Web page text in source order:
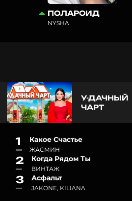
ПОЛАРОИД
NYSHA
У-ДАЧНЫЙ
ЧАРТ
1 Какое Счастье
ЖАСМИН
2 Когда Рядом Ты
ВИНТАЖ
3 Асфальт
JAKONE, KILIANA